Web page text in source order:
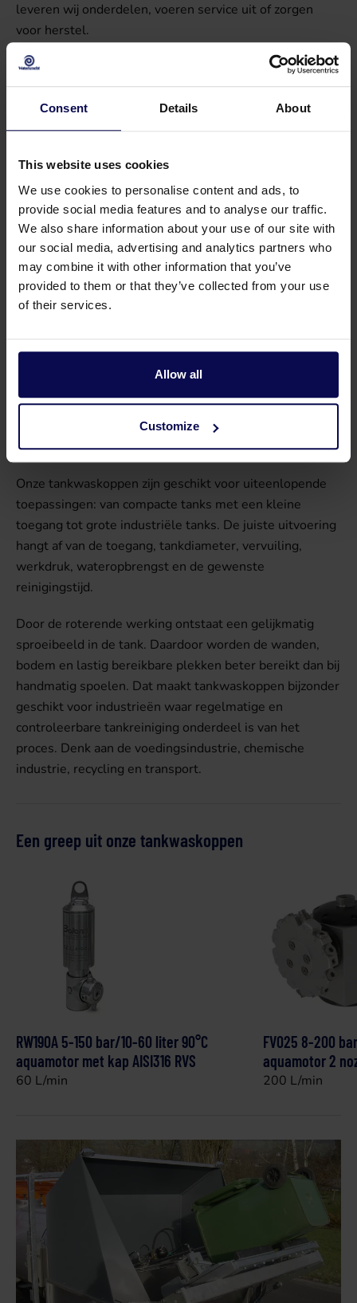
Consent Details About
This website uses cookies
We use cookies to personalise content and ads, to
provide social media features and to analyse our traffic.
We also share information about your use of our site with
our social media, advertising and analytics partners who
may combine it with other information that you’ve
provided to them or that they’ve collected from your use
of their services.
Allow all
Customize
leveren wij onderdelen, voeren service uit of zorgen
voor herstel.
Tankwaskoppen van Waterkracht
Waterkracht biedt een breed assortiment
afmetingen. Een tankwaskop wordt via een opening of
mangat in de tank geplaatst en verdeelt het water via
een roterende beweging over de binnenzijde.
Onze tankwaskoppen zijn geschikt voor uiteenlopende
toepassingen: van compacte tanks met een kleine
toegang tot grote industriële tanks. De juiste uitvoering
hangt af van de toegang, tankdiameter, vervuiling,
werkdruk, wateropbrengst en de gewenste
reinigingstijd.
Door de roterende werking ontstaat een gelijkmatig
sproeibeeld in de tank. Daardoor worden de wanden,
bodem en lastig bereikbare plekken beter bereikt dan bij
handmatig spoelen. Dat maakt tankwaskoppen bijzonder
geschikt voor industrieën waar regelmatige en
controleerbare tankreiniging onderdeel is van het
proces. Denk aan de voedingsindustrie, chemische
industrie, recycling en transport.
Een greep uit onze tankwaskoppen
RW190A 5-150 bar/10-60 liter 90°C
aquamotor met kap AISI316 RVS
60 L/min
FV025 8-200
aquamotor 2
200 L/min